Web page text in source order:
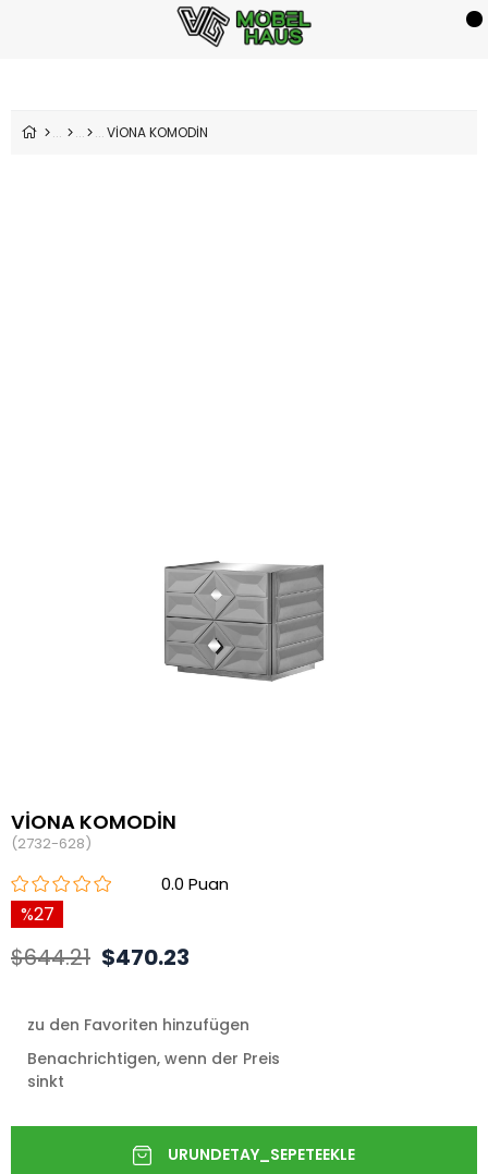
VİONA KOMODİN
VİONA KOMODİN
(2732-628)
0.0
27
$644.21 $470.23
zu den Favoriten hinzufügen
Benachrichtigen, wenn der Preis
sinkt